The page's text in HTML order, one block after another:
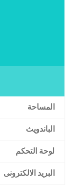
المساحة
الباندويث
لوحة التحكم
البريد الالكترونى